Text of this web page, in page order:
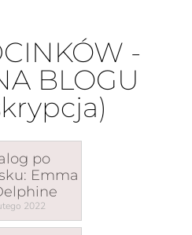
-
BLOGU
po
Emma
2022